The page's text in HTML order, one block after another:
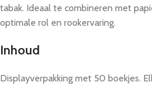
tabak. Ideaal te combineren met
optimale rol en rookervaring.
Inhoud
Displayverpakking met 50 boekjes.